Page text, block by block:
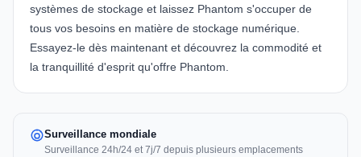
systèmes de stockage et laissez Phantom s'occuper de
tous vos besoins en matière de stockage numérique.
Essayez-le dès maintenant et découvrez la commodité et
la tranquillité d'esprit qu'offre Phantom.
Surveillance mondiale
Surveillance 24h/24 et 7j/7 depuis plusieurs emplacements